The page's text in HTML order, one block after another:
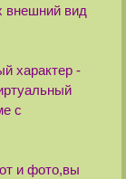
внешний вид
характер -
с
и фото,вы